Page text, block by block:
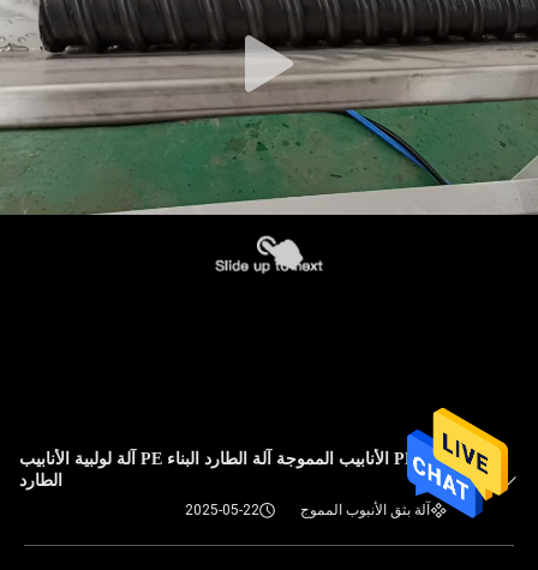
دوامة PE الأنابيب المموجة آلة الطارد البناء PE آلة لولبية الأنابيب
الطارد
آلة بثق الأنبوب المموج 2025-05-22